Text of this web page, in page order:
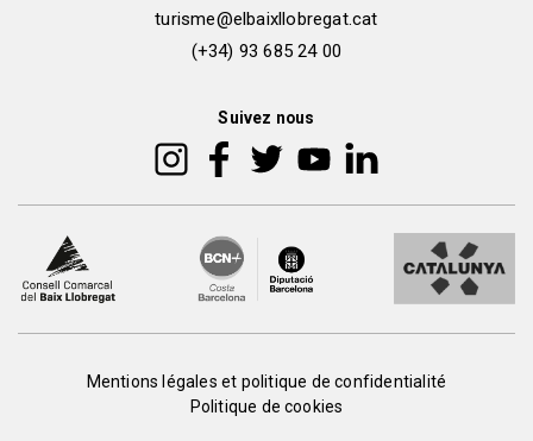
turisme@elbaixllobregat.cat
(+34) 93 685 24 00
Suivez nous
PeuMentions légales et politique de confidentialité
Politique de cookies